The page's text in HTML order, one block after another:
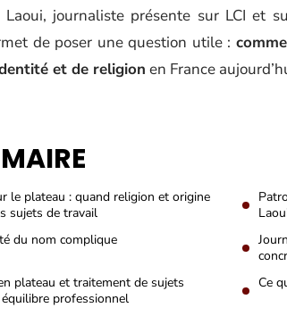
Laoui, journaliste présente sur LCI et
de poser une question utile :
et de religion en France
le plateau : quand religion et origine
sujets de travail
du nom complique
plateau et traitement de sujets
professionnel
Ce